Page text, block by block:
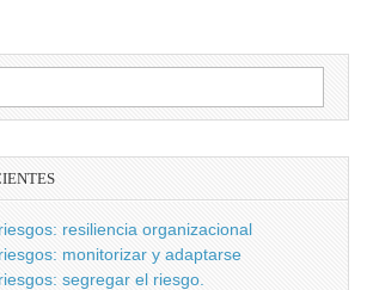
resiliencia organizacional
monitorizar y adaptarse
segregar el riesgo.